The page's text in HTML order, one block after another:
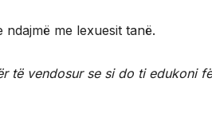
me lexuesit tanë.
të vendosur se si do ti edukoni